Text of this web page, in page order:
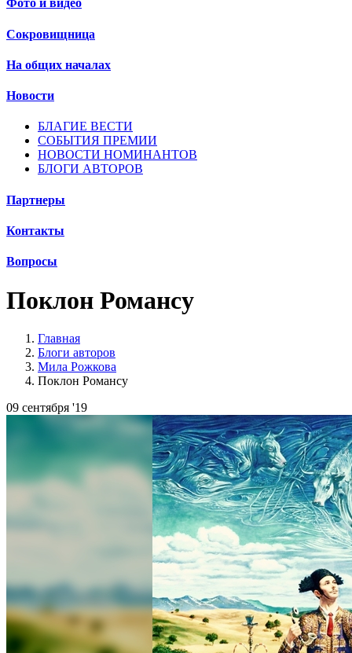
Фото и видео
Сокровищница
На общих началах
Новости
БЛАГИЕ ВЕСТИ
СОБЫТИЯ ПРЕМИИ
НОВОСТИ НОМИНАНТОВ
БЛОГИ АВТОРОВ
Партнеры
Контакты
Вопросы
Поклон Романсу
Главная
Блоги авторов
Мила Рожкова
Поклон Романсу
09 сентября '19